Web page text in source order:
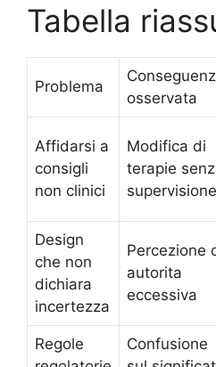
Tabella
Problema
osservata
Affidarsi a
consigli
non clinici
Modifica di
terapie
supervisione
Design
che non
dichiara
incertezza
Percezione
autorita
eccessiva
Regole
Confusione